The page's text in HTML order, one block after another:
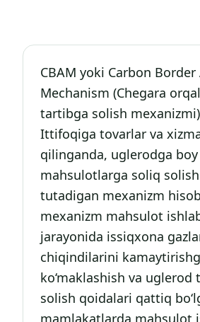
CBAM yoki Carbon
Mechanism (Chegara
tartibga solish
Ittifoqiga tovarlar va
qilinganda, uglerodga boy
mahsulotlarga soliq
tutadigan mexanizm
mexanizm mahsulot
jarayonida issiqxona
chiqindilarini
ko‘maklashish va uglerod
solish qoidalari qattiq
mamlakatlarda mahsulot